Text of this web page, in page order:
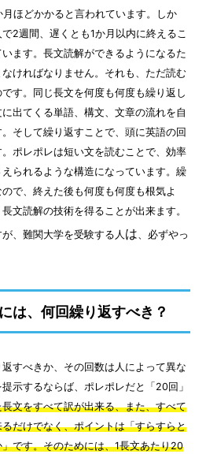
ほどかかると言われています。しか
2週間、遅くとも1か月以内に終えるこ
ます。長文読解ができるようになるた
ければなりません。それも、ただ読む
す。同じ長文を何度も何度も繰り返し
出てくる単語、構文、文章の流れを自
そして繰り返すことで、頭に英語の回
ポレポレは短い文を読むことで、効率
られるような構造になっています。繰
で、終えた後も何度も何度も根気よ
文読解の技術を得ることが出来ます。
、難関大学を受験する人 は、必ずやっ
は、何回繰り返すべき？
すべきか、その回数は人によって異な
示するならば、ポレポレだと「20回」
文をすべて訳が出来る、また、すべて
だけでなく、ポイントは「すらすらと
です。そのためには、1長文あたり20